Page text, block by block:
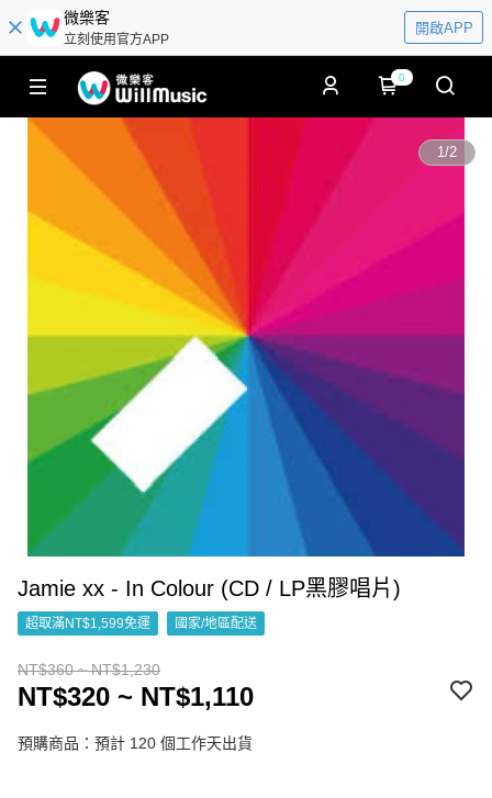
微樂客
立刻使用官方APP
開啟APP
0
1/2
Jamie xx - In Colour (CD / LP黑膠唱片)
超取滿NT$1,599免運 國家/地區配送
NT$360 ~ NT$1,230
NT$320 ~ NT$1,110
預購商品：預計 120 個工作天出貨